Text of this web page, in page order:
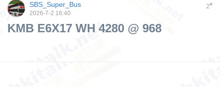
2#
SBS_Super_Bus
2026-7-2 16:40
KMB E6X17 WH 4280 @ 968